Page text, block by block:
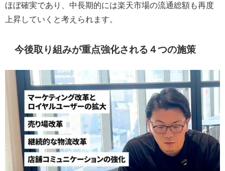
ほぼ確実であり、中長期的には楽天市場の流通総額も再度
上昇していくと考えられます。
今後取り組みが重点強化される４つの施策